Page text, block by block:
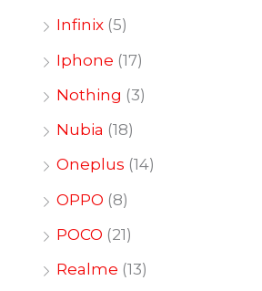
Infinix (5)
Iphone (17)
Nothing (3)
Nubia (18)
Oneplus (14)
OPPO (8)
POCO (21)
Realme (13)